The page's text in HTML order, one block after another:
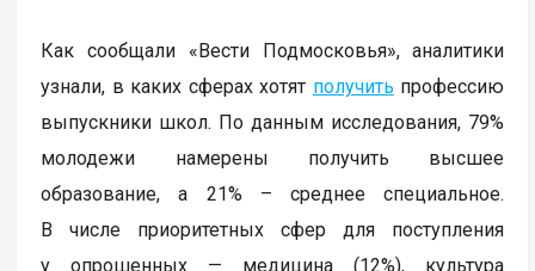
Как сообщали «Вести Подмосковья», аналитики
узнали, в каких сферах хотят получить профессию
выпускники школ. По данным исследования, 79%
молодежи намерены получить высшее
образование, а 21% – среднее специальное.
В числе приоритетных сфер для поступления
у опрошенных — медицина (12%), культура